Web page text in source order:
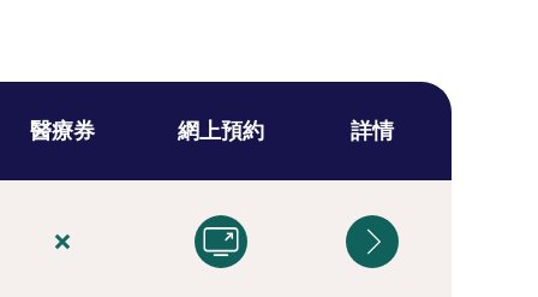
醫療券 網上預約 詳情